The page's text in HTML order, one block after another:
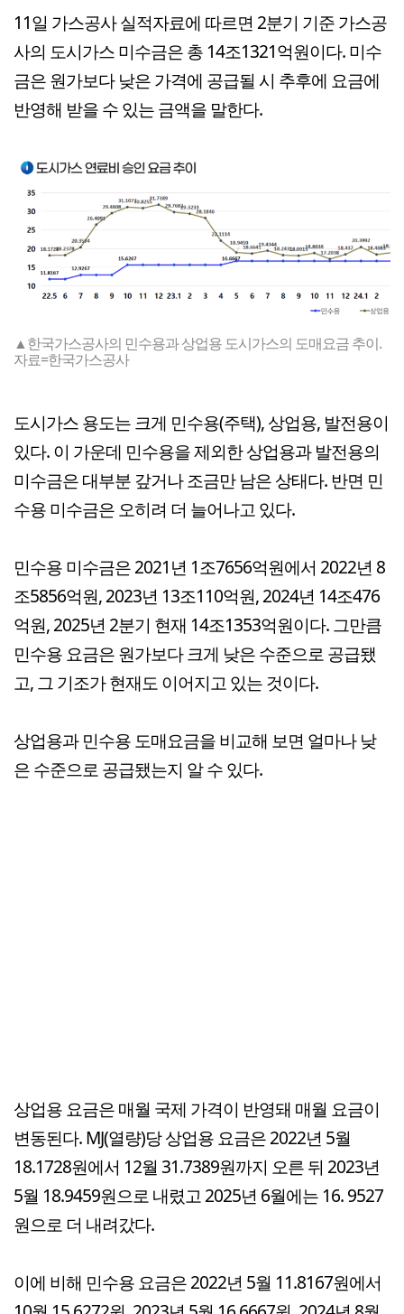
11일 가스공사 실적자료에 따르면 2분기 기준 가스공
사의 도시가스 미수금은 총 14조1321억원이다. 미수
금은 원가보다 낮은 가격에 공급될 시 추후에 요금에
반영해 받을 수 있는 금액을 말한다.
▲한국가스공사의 민수용과 상업용 도시가스의 도매요금 추이.
자료=한국가스공사
도시가스 용도는 크게 민수용(주택), 상업용, 발전용이
있다. 이 가운데 민수용을 제외한 상업용과 발전용의
미수금은 대부분 갚거나 조금만 남은 상태다. 반면 민
수용 미수금은 오히려 더 늘어나고 있다.
민수용 미수금은 2021년 1조7656억원에서 2022년 8
조5856억원, 2023년 13조110억원, 2024년 14조476
억원, 2025년 2분기 현재 14조1353억원이다. 그만큼
민수용 요금은 원가보다 크게 낮은 수준으로 공급됐
고, 그 기조가 현재도 이어지고 있는 것이다.
상업용과 민수용 도매요금을 비교해 보면 얼마나 낮
은 수준으로 공급됐는지 알 수 있다.
상업용 요금은 매월 국제 가격이 반영돼 매월 요금이
변동된다. MJ(열량)당 상업용 요금은 2022년 5월
18.1728원에서 12월 31.7389원까지 오른 뒤 2023년
5월 18.9459원으로 내렸고 2025년 6월에는 16. 9527
원으로 더 내려갔다.
이에 비해 민수용 요금은 2022년 5월 11.8167원에서